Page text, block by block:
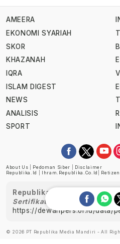
AMEERA
EKONOMI SYARIAH
SKOR
KHAZANAH
IQRA
ISLAM DIGEST
NEWS
ANALISIS
SPORT
About Us Pedoman Siber
Disclaimer
Republika.id
Ihram.republika.co.id
Republika telah diverifikasi
Sertifikat Nomor 1058/DP-
https://dewanpers.or.id/data/
© 2026 PT Republika Media Mandiri - All